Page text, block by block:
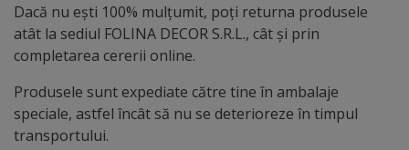
Dacă nu ești 100% mulțumit, poți returna produsele
atât la sediul FOLINA DECOR S.R.L., cât și prin
completarea cererii online.
Produsele sunt expediate către tine în ambalaje
speciale, astfel încât să nu se deterioreze în timpul
transportului.